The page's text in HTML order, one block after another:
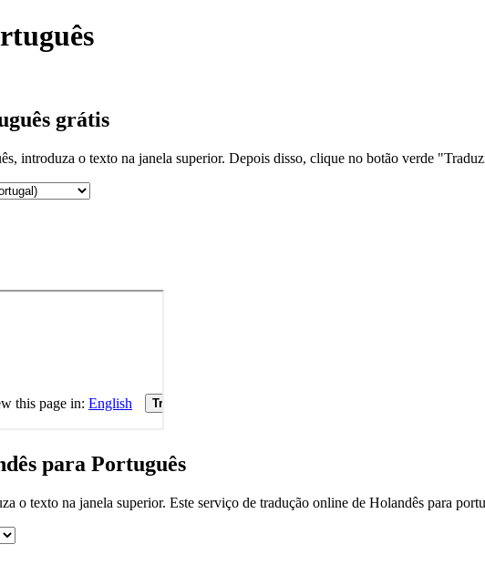
grátis
introduza o texto na janela superior. Depois disso, clique no botão verde
para Português
o texto na janela superior. Este serviço de tradução online de Holandês para